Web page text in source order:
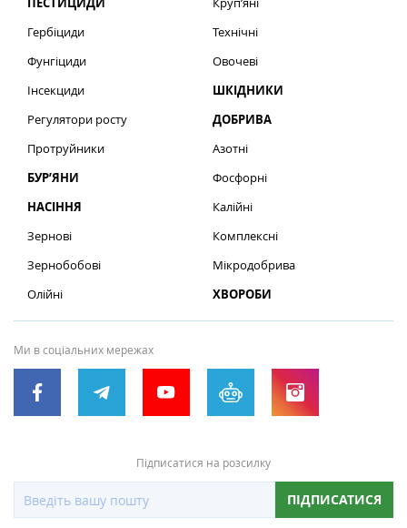
Гербіциди
Фунгіциди
Інсекциди
Регулятори росту
Протруйники
БУР’ЯНИ
НАСІННЯ
Зернові
Зернобобові
Олійні
Технічні
Овочеві
ШКІДНИКИ
ДОБРИВА
Азотні
Фосфорні
Калійні
Комплексні
Мікродобрива
ХВОРОБИ
Ми в соціальних мережах
Підписатися на розсилку
ПІДПИСАТИСЯ